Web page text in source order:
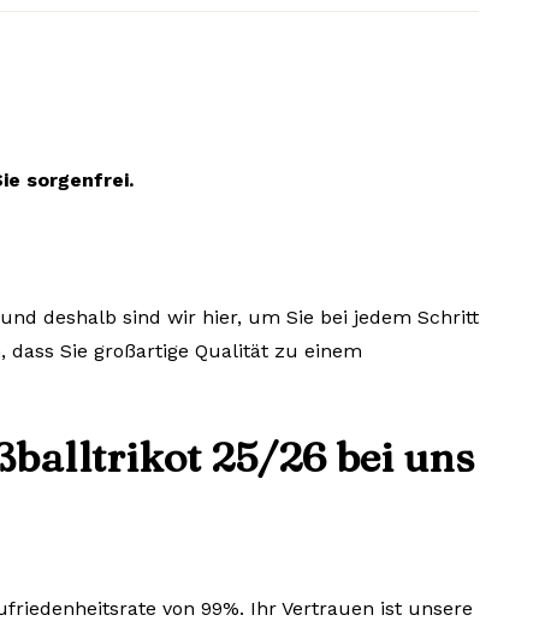
sorgenfrei.
deshalb sind wir hier, um Sie bei jedem Schritt
Sie großartige Qualität zu einem
25/26 bei uns
von 99%. Ihr Vertrauen ist unsere